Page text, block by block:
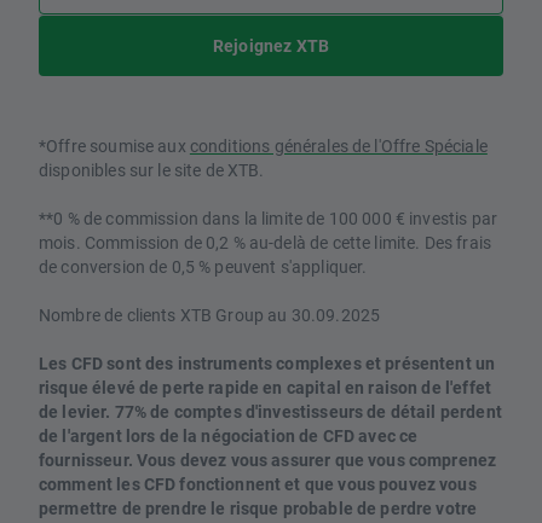
Rejoignez XTB
*Offre soumise aux conditions générales de l'Offre Spéciale
disponibles sur le site de XTB.
**0 % de commission dans la limite de 100 000 € investis par
mois. Commission de 0,2 % au-delà de cette limite. Des frais
de conversion de 0,5 % peuvent s'appliquer.
Nombre de clients XTB Group au 30.09.2025
Les CFD sont des instruments complexes et présentent un
risque élevé de perte rapide en capital en raison de l'effet
de levier. 77% de comptes d'investisseurs de détail perdent
de l'argent lors de la négociation de CFD avec ce
fournisseur. Vous devez vous assurer que vous comprenez
comment les CFD fonctionnent et que vous pouvez vous
permettre de prendre le risque probable de perdre votre